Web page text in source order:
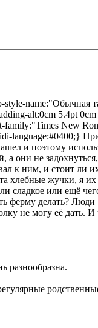
style-name:"Обычная
alt:0cm 5.4pt
family:"Times New
language:#0400;}
и поэтому
а они не
к ним, и стоит ли
хлебные жучки, я их
сладкое или ещё
ферму делать? Люди
не могу её дать. И
разнообразна.